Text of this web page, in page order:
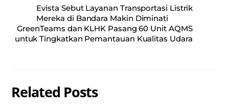
Evista Sebut Layanan Transportasi Listrik
Mereka di Bandara Makin Diminati
GreenTeams dan KLHK Pasang 60 Unit AQMS
untuk Tingkatkan Pemantauan Kualitas Udara
Related Posts